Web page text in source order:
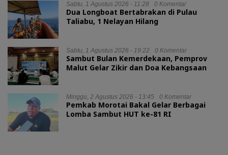
Sabtu, 1 Agustus 2026 - 11:28 0 Komentar
Dua Longboat Bertabrakan di Pulau
Taliabu, 1 Nelayan Hilang
Sabtu, 1 Agustus 2026 - 19:22 0 Komentar
Sambut Bulan Kemerdekaan, Pemprov
Malut Gelar Zikir dan Doa Kebangsaan
Minggu, 2 Agustus 2026 - 13:45 0 Komentar
Pemkab Morotai Bakal Gelar Berbagai
Lomba Sambut HUT ke-81 RI